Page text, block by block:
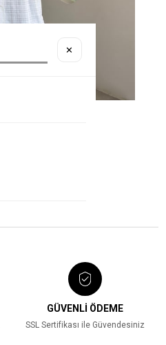
GÜVENLİ ÖDEME
SSL Sertifikası ile Güvendesiniz
✕